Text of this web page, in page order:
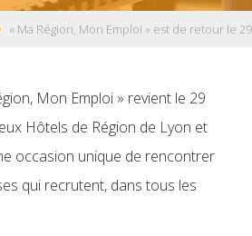
« Ma Région, Mon Emploi » est de retour le
Mon Emploi » revient le 29
Hôtels de Région de Lyon et
occasion unique de rencontrer
qui recrutent, dans tous les